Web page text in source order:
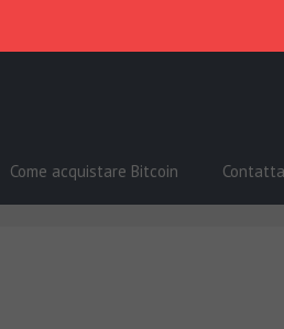
Come acquistare Bitcoin